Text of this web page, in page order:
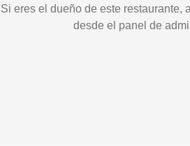
Si eres el dueño de este restaurante,
desde el panel de